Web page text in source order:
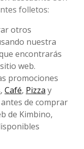
folletos:
otros
nuestra
encontrarás
web.
promociones
, Café, Pizza y
de comprar
de Kimbino,